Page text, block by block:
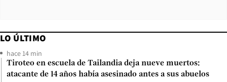
LO ÚLTIMO
hace 14 min
Tiroteo en escuela de Tailandia deja nueve muertos:
atacante de 14 años había asesinado antes a sus abuelos